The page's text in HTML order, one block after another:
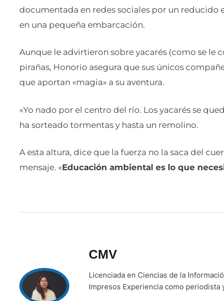
documentada en redes sociales por un
en una pequeña embarcación.
Aunque le advirtieron sobre yacarés (como se le
pirañas, Honorio asegura que sus únicos
que aportan «magia» a su aventura.
«Yo nado por el centro del río. Los yacarés se
ha sorteado tormentas y hasta un remolino.
A esta altura, dice que la fuerza no la saca del
mensaje. «Educación ambiental es lo que
CMV
Licenciada en Ciencias de la
Impresos Experiencia como